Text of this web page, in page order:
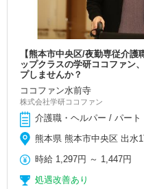
【熊本市中央区/夜勤専従介
ップクラスの学研ココファン
プしませんか？
ココファン水前寺
株式会社学研ココファン
介護職・ヘルパー / パート
熊本県 熊本市中央区 出水
時給 1,297円 ～ 1,447円
処遇改善あり